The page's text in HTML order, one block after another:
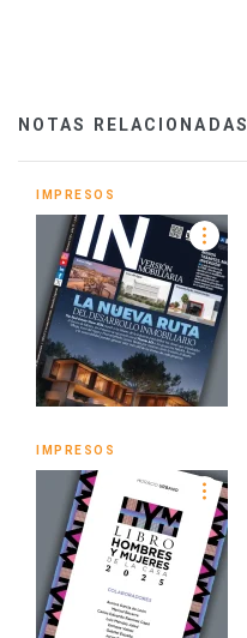
NOTAS RELACIONADAS
IMPRESOS
IMPRESOS